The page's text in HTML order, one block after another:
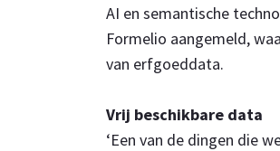
AI en semantische
Formelio aangemeld,
van erfgoeddata.
Vrij beschikbare data
‘Een van de dingen die